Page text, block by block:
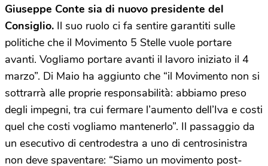
Giuseppe Conte sia di nuovo presidente del
Consiglio. Il suo ruolo ci fa sentire garantiti sulle
politiche che il Movimento 5 Stelle vuole portare
avanti. Vogliamo portare avanti il lavoro iniziato il 4
marzo”. Di Maio ha aggiunto che “il Movimento non si
sottrarrà alle proprie responsabilità: abbiamo preso
degli impegni, tra cui fermare l’aumento dell’Iva e costi
quel che costi vogliamo mantenerlo”. Il passaggio da
un esecutivo di centrodestra a uno di centrosinistra
non deve spaventare: “Siamo un movimento post-